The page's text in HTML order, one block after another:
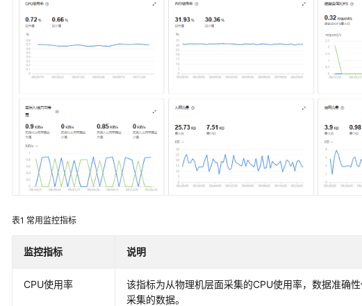
表1 常用监控指标
监控指标 说明
CPU使用率
该指标为从物理机层面采集的CPU使用率，数据准确
采集的数据。